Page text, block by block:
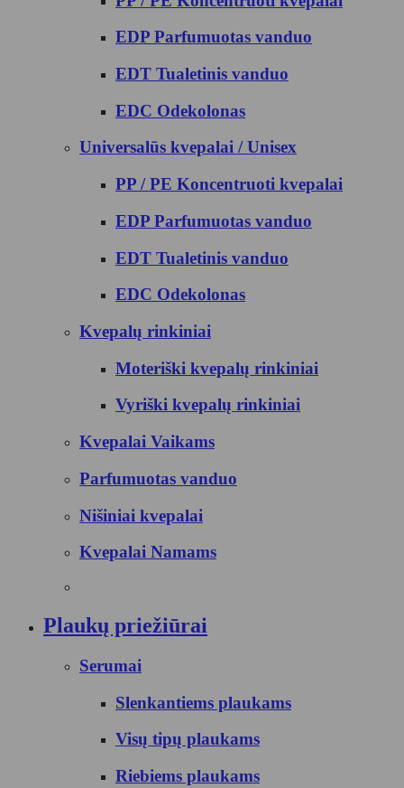
EDP Parfumuotas vanduo
EDT Tualetinis vanduo
EDC Odekolonas
Universalūs kvepalai / Unisex
PP / PE Koncentruoti kvepalai
EDP Parfumuotas vanduo
EDT Tualetinis vanduo
EDC Odekolonas
Kvepalų rinkiniai
Moteriški kvepalų rinkiniai
Vyriški kvepalų rinkiniai
Kvepalai Vaikams
Parfumuotas vanduo
Nišiniai kvepalai
Kvepalai Namams
Plaukų priežiūrai
Serumai
Slenkantiems plaukams
Visų tipų plaukams
Riebiems plaukams